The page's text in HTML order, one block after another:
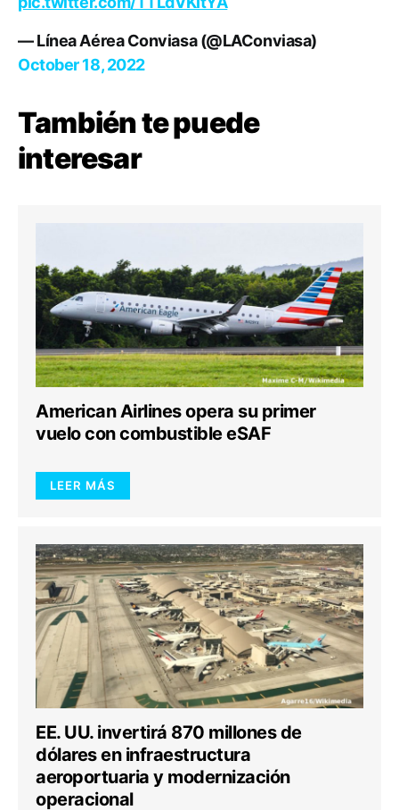
— Línea Aérea Conviasa (@LAConviasa)
October 18, 2022
También te puede
interesar
American Airlines opera su primer
vuelo con combustible eSAF
LEER MÁS
EE. UU. invertirá 870 millones de
dólares en infraestructura
aeroportuaria y modernización
operacional